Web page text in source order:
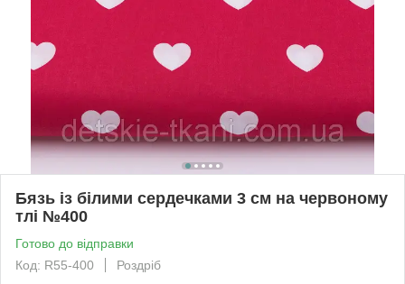
Бязь із білими сердечками 3 см на червоному
тлі №400
Готово до відправки
Код: R55-400
Роздріб